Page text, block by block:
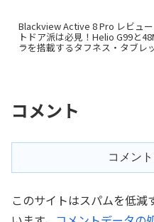
Blackview Active 8 Pro レビュ
トドア派は必見！Helio G99と
ラを搭載するタフネス・タブレ
コメント
コメン
このサイトはスパムを低